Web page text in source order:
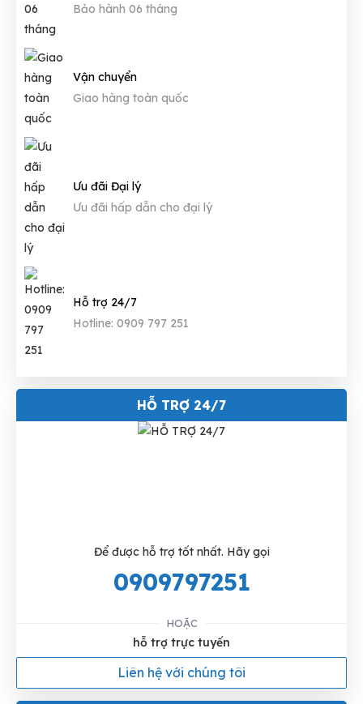
Bảo hành 06 tháng
Vận chuyển
Giao hàng toàn quốc
Ưu đãi Đại lý
Ưu đãi hấp dẫn cho đại lý
Hỗ trợ 24/7
Hotline: 0909 797 251
HỖ TRỢ 24/7
Để được hỗ trợ tốt nhất. Hãy gọi
0909797251
HOẶC
hỗ trợ trực tuyến
Liên hệ với chúng tôi